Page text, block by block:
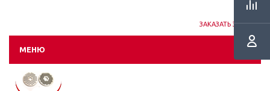
ЗАКАЗАТЬ ЗВОНОК
МЕНЮ